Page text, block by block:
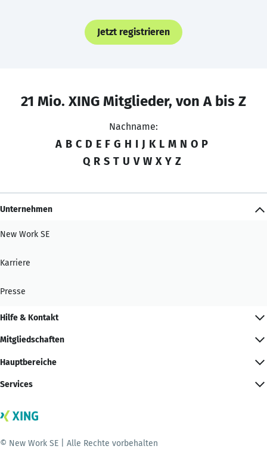
Jetzt registrieren
21 Mio. XING Mitglieder, von A bis Z
Nachname:
A B C D E F G H I J K L M N O P
Q R S T U V W X Y Z
Unternehmen
New Work SE
Karriere
Presse
Hilfe & Kontakt
Mitgliedschaften
Hauptbereiche
Services
© New Work SE | Alle Rechte vorbehalten